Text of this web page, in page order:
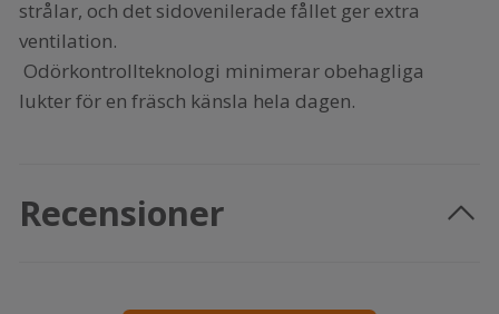
strålar, och det sidovenilerade fållet ger extra
ventilation.
Odörkontrollteknologi minimerar obehagliga
lukter för en fräsch känsla hela dagen.
Recensioner